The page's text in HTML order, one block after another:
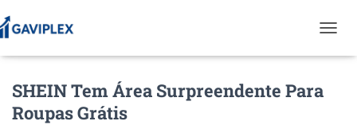
O
SHEIN Tem Área Surpreendente Para
Roupas Grátis